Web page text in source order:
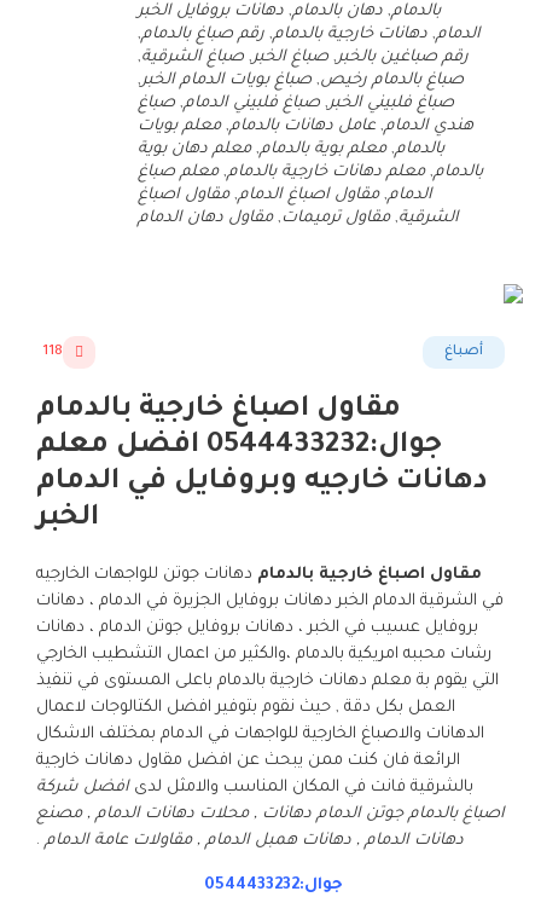
بالدمام, دهان بالدمام, دهانات بروفايل الخبر
الدمام, دهانات خارجية بالدمام, رقم صباغ بالدمام,
رقم صباغين بالخبر, صباغ الخبر, صباغ الشرقية,
صباغ بالدمام رخيص, صباغ بويات الدمام الخبر,
صباغ فلبيني الخبر, صباغ فلبيني الدمام, صباغ
هندي الدمام, عامل دهانات بالدمام,معلم بويات
بالدمام,معلم بوية بالدمام,معلم دهان بوية
بالدمام,معلم دهانات خارجية بالدمام,معلم صباغ
الدمام,مقاول اصباغ الدمام,مقاول اصباغ
الشرقية,مقاول ترميمات ,مقاول دهان الدمام
أصباغ 118
مقاول اصباغ خارجية بالدمام
جوال:0544433232 افضل معلم
دهانات خارجيه وبروفايل في الدمام
الخبر
مقاول اصباغ خارجية بالدمام دهانات جوتن للواجهات الخارجيه
في الشرقية الدمام الخبر دهانات بروفايل الجزيرة في الدمام ، دهانات
بروفايل عسيب في الخبر ، دهانات بروفايل جوتن الدمام ، دهانات
رشات محببه امريكية بالدمام ،والكثير من اعمال التشطيب الخارجي
التي يقوم بة معلم دهانات خارجية بالدمام باعلى المستوى في تنفيذ
العمل بكل دقة , حيث نقوم بتوفير افضل الكتالوجات لاعمال
الدهانات والاصباغ الخارجية للواجهات في الدمام بمختلف الاشكال
الرائعة فان كنت ممن يبحث عن افضل مقاول دهانات خارجية
بالشرقية فانت في المكان المناسب والامثل لدى افضل شركة
اصباغ بالدمام جوتن الدمام دهانات , محلات دهانات الدمام , مصنع
دهانات الدمام , دهانات همبل الدمام , مقاولات عامة الدمام .
جوال:0544433232